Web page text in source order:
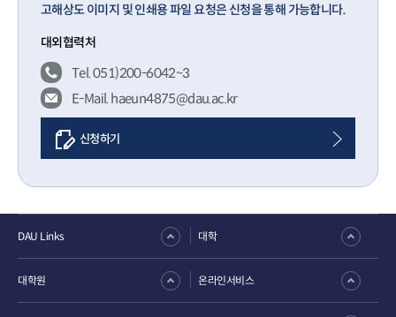
고해상도 이미지 및 인쇄용 파일 요청은 신청을 통해 가능합니다.
대외협력처
Tel. 051)200-6042~3
E-Mail. haeun4875@dau.ac.kr
신청하기
DAU Links 대학
대학원 온라인서비스